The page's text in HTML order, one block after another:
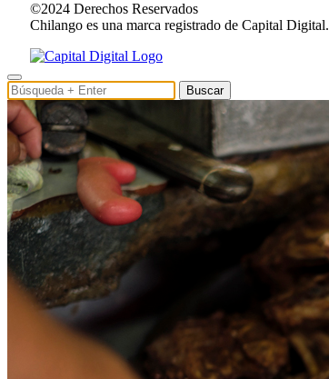
©2024 Derechos Reservados
Chilango es una marca registrado de Capital Digital.
Buscar